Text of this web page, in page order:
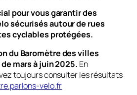
pour vous garantir des
sécurisés autour de rues
cyclables protégées.
du Baromètre des villes
mars à juin 2025. En
toujours consulter les résultats
velo.fr